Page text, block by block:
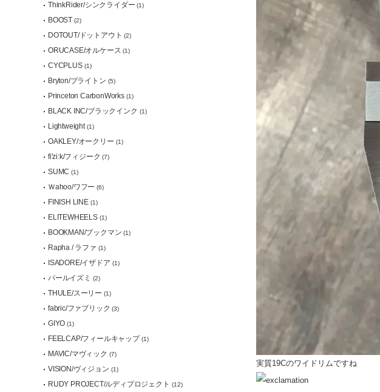
実質19Cのワイドリムですね
ThinkRider/シンクライダー (1)
BOOST (2)
DOTOUT/ドットアウト (2)
ORUCASE/オルケース (1)
CYCPLUS(1)
Bryton/ブライトン (5)
Princeton CarbonWorks(1)
BLACK INC/ブラックインク (1)
Lightweight(1)
OAKLEY/オークリー (1)
fi'zi:k/フィジーク (7)
SUMC (1)
Ｗahoo/ワフー (6)
FINISH LINE (1)
ELITEWHEELS(1)
BOOKMAN/ブックマン (1)
Rapha / ラファ (1)
ISADORE/イザドア (1)
パールイズミ (2)
THULE/スーリー (1)
fabric/ファブリック (3)
GIYO (1)
FEELCAP/フィールキャップ(1)
MAVIC/マヴィック (7)
VISION/ヴィジョン (1)
RUDY PROJECT/ルディプロジェクト (12)